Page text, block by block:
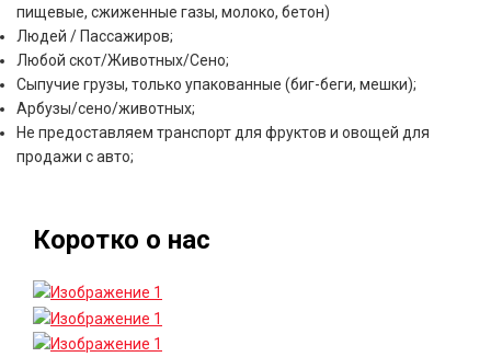
пищевые, сжиженные газы, молоко, бетон)
Людей / Пассажиров;
Любой скот/Животных/Сено;
Сыпучие грузы, только упакованные (биг-беги, мешки);
Арбузы/сено/животных;
Не предоставляем транспорт для фруктов и овощей для
продажи с авто;
Коротко о нас